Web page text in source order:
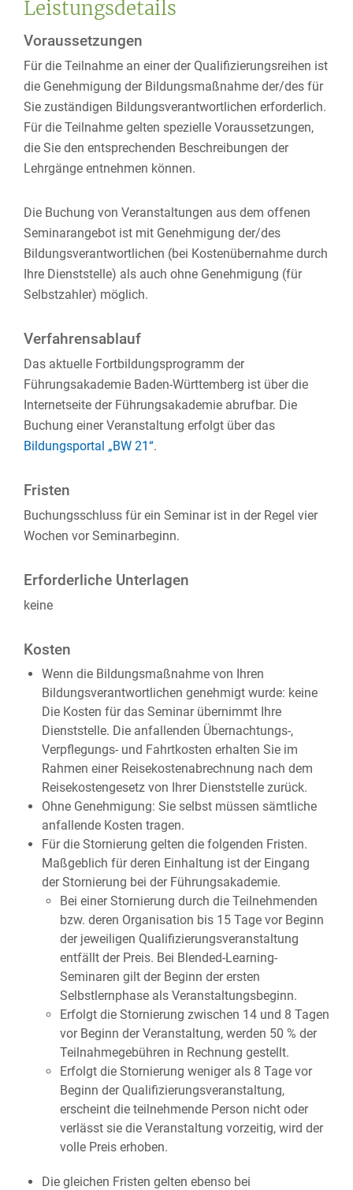
Leistungsdetails
Voraussetzungen
Für die Teilnahme an einer der Qualifizierungsreihen ist
die Genehmigung der Bildungsmaßnahme der/des für
Sie zuständigen Bildungsverantwortlichen erforderlich.
Für die Teilnahme gelten spezielle Voraussetzungen,
die Sie den entsprechenden Beschreibungen der
Lehrgänge entnehmen können.
Die Buchung von Veranstaltungen aus dem offenen
Seminarangebot ist mit Genehmigung der/des
Bildungsverantwortlichen (bei Kostenübernahme durch
Ihre Dienststelle) als auch ohne Genehmigung (für
Selbstzahler) möglich.
Verfahrensablauf
Das aktuelle Fortbildungsprogramm der
Führungsakademie Baden-Württemberg ist über die
Internetseite der Führungsakademie abrufbar. Die
Buchung einer Veranstaltung erfolgt über das
Bildungsportal „BW 21“.
Fristen
Buchungsschluss für ein Seminar ist in der Regel vier
Wochen vor Seminarbeginn.
Erforderliche Unterlagen
keine
Kosten
Wenn die Bildungsmaßnahme von Ihren
Bildungsverantwortlichen genehmigt wurde: keine
Die Kosten für das Seminar übernimmt Ihre
Dienststelle. Die anfallenden Übernachtungs-,
Verpflegungs- und Fahrtkosten erhalten Sie im
Rahmen einer Reisekostenabrechnung nach dem
Reisekostengesetz von Ihrer Dienststelle zurück.
Ohne Genehmigung: Sie selbst müssen sämtliche
anfallende Kosten tragen.
Für die Stornierung gelten die folgenden Fristen.
Maßgeblich für deren Einhaltung ist der Eingang
der Stornierung bei der Führungsakademie.
Bei einer Stornierung durch die Teilnehmenden
bzw. deren Organisation bis 15 Tage vor Beginn
der jeweiligen Qualifizierungsveranstaltung
entfällt der Preis. Bei Blended-Learning-
Seminaren gilt der Beginn der ersten
Selbstlernphase als Veranstaltungsbeginn.
Erfolgt die Stornierung zwischen 14 und 8 Tagen
vor Beginn der Veranstaltung, werden 50 % der
Teilnahmegebühren in Rechnung gestellt.
Erfolgt die Stornierung weniger als 8 Tage vor
Beginn der Qualifizierungsveranstaltung,
erscheint die teilnehmende Person nicht oder
verlässt sie die Veranstaltung vorzeitig, wird der
volle Preis erhoben.
Die gleichen Fristen gelten ebenso bei